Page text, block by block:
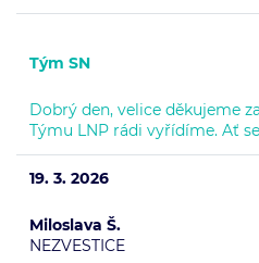
Tým SN
Dobrý den, velice děkujeme
Týmu LNP rádi vyřídíme. Ať
19. 3. 2026
Miloslava Š.
NEZVESTICE